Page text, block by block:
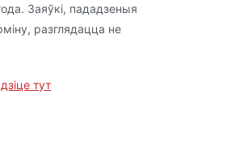
Заяўкі, пададзеныя
разглядацца не
тут